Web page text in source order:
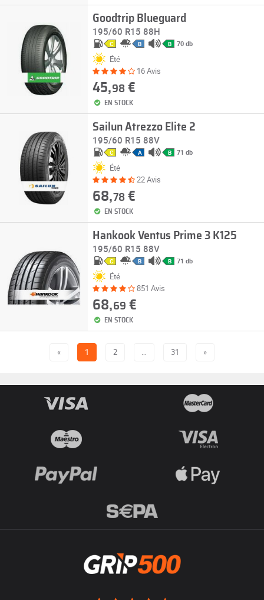
Goodtrip Blueguard
195/60 R15 88H
C B B 70 db
Été
16 Avis
45,98€
EN STOCK
Sailun Atrezzo Elite 2
195/60 R15 88V
C A B 71 db
Été
22 Avis
68,78€
EN STOCK
Hankook Ventus Prime 3 K125
195/60 R15 88V
C B B 71 db
Été
851 Avis
68,69 €
EN STOCK
« 1 2 … 31 »